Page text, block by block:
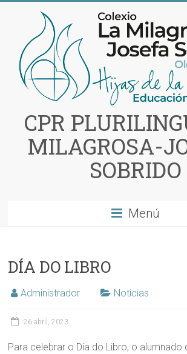
contenido
CPR
MILAGROSA-
SOBRIDO
Menú
DÍA DO LIBRO
Administrador Noticias
26 abril, 2023
Para celebrar o Día do Libro, o alumnado